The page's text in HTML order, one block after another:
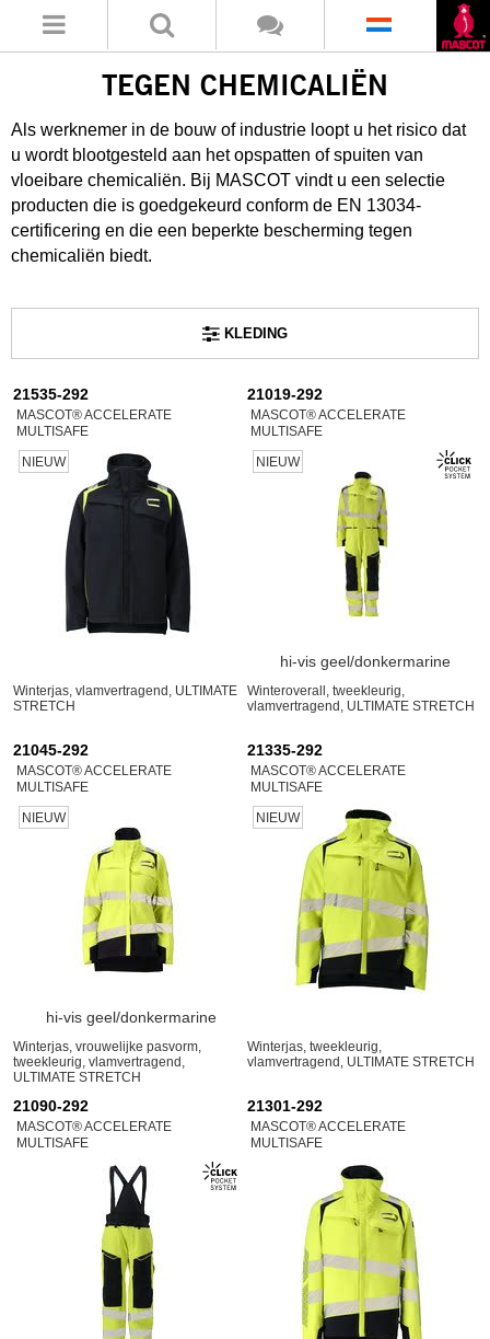
TEGEN CHEMICALIËN
Als werknemer in de bouw of industrie loopt u het risico dat
u wordt blootgesteld aan het opspatten of spuiten van
vloeibare chemicaliën. Bij MASCOT vindt u een selectie
producten die is goedgekeurd conform de EN 13034-
certificering en die een beperkte bescherming tegen
chemicaliën biedt.
KLEDING
21535-292
MASCOT® ACCELERATE
MULTISAFE
NIEUW
Winterjas, vlamvertragend, ULTIMATE
STRETCH
21019-292
MASCOT® ACCELERATE
MULTISAFE
NIEUW
hi-vis geel/donkermarine
Winteroverall, tweekleurig,
vlamvertragend, ULTIMATE STRETCH
21045-292
MASCOT® ACCELERATE
MULTISAFE
NIEUW
hi-vis geel/donkermarine
Winterjas, vrouwelijke pasvorm,
tweekleurig, vlamvertragend,
ULTIMATE STRETCH
21335-292
MASCOT® ACCELERATE
MULTISAFE
NIEUW
Winterjas, tweekleurig,
vlamvertragend, ULTIMATE STRETCH
21090-292
MASCOT® ACCELERATE
MULTISAFE
21301-292
MASCOT® ACCELERATE
MULTISAFE